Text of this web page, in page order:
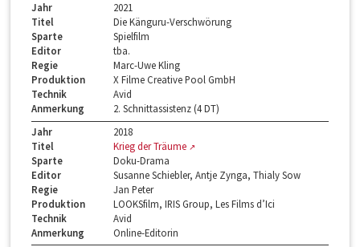
Jahr
2021
Titel
Die Känguru-Verschwörung
Sparte
Spielfilm
Editor
tba.
Regie
Marc-Uwe Kling
Produktion
X Filme Creative Pool GmbH
Technik
Avid
Anmerkung
2. Schnittassistenz (4 DT)
Jahr
2018
Titel
Krieg der Träume
Sparte
Doku-Drama
Editor
Susanne Schiebler, Antje Zynga, Thialy Sow
Regie
Jan Peter
Produktion
LOOKSfilm, IRIS Group, Les Films d’Ici
Technik
Avid
Anmerkung
Online-Editorin